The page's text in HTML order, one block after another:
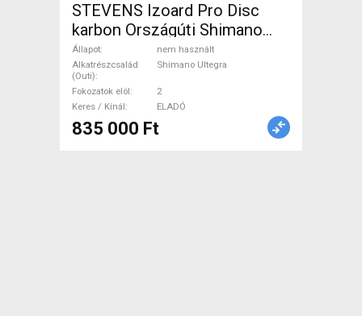
STEVENS Izoard Pro Disc
karbon Országúti Shimano
Ultegra tárcsafék nem
használt ELADÓ
Állapot
nem használt
Alkatrészcsalád
(Outi)
Shimano Ultegra
Fokozatok elöl
2
Keres / Kínál
ELADÓ
835 000 Ft